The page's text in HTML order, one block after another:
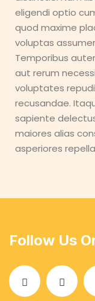
eligendi optio
quod maxime
voluptas
Temporibus
aut rerum
voluptates
recusandae.
sapiente
maiores alias
asperiores
Follow Us